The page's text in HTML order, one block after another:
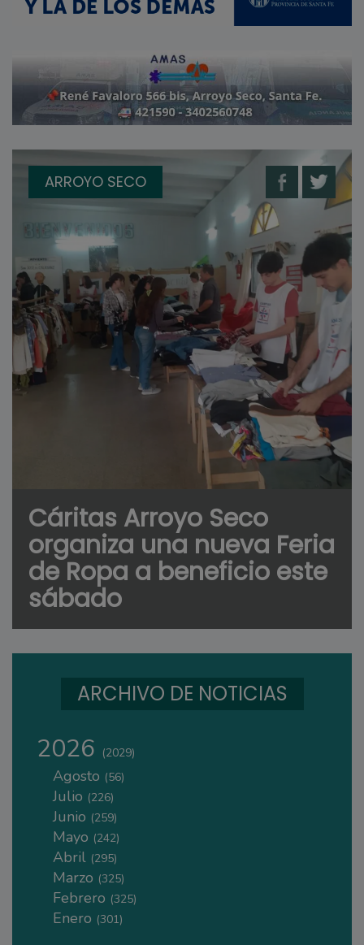
ARROYO SECO
Cáritas Arroyo Seco
organiza una nueva Feria
de Ropa a beneficio este
sábado
ARCHIVO DE NOTICIAS
2026 (2029)
Agosto (56)
Julio (226)
Junio (259)
Mayo (242)
Abril (295)
Marzo (325)
Febrero (325)
Enero (301)